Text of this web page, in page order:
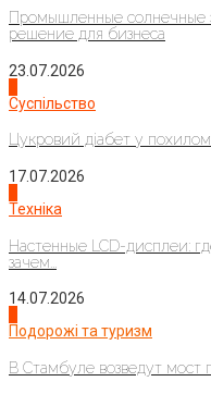
Промышленные солнечные
решение для бизнеса
23.07.2026
Суспільство
Цукровий діабет у
17.07.2026
Техніка
Настенные LCD-дисплеи:
зачем...
14.07.2026
Подорожі та туризм
В Стамбуле возведут мост